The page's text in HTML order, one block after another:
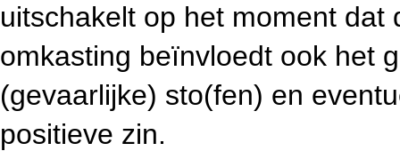
uitschakelt op het moment
omkasting beïnvloedt ook het
(gevaarlijke) sto(fen) en
positieve zin.